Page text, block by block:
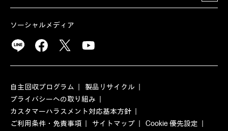
ソーシャルメディア
自主回収プログラム
製品リサイクル
プライバシーへの取り組み
カスタマーハラスメント対応基本方針
ご利用条件・免責事項
サイトマップ Cookie 優先設定